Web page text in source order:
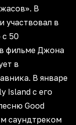
В
участвовал в
с 50
в фильме Джона
в
В январе
Island с его
Good
саундтреком